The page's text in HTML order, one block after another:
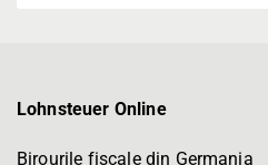
Lohnsteuer Online
Birourile fiscale din Germania